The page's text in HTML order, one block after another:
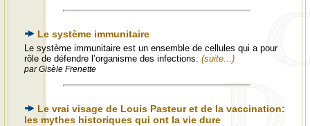
Le système immunitaire
Le système immunitaire est un ensemble de cellules qui a pour
rôle de défendre l’organisme des infections. (suite...)
par Gisèle Frenette
Le vrai visage de Louis Pasteur et de la vaccination:
les mythes historiques qui ont la vie dure